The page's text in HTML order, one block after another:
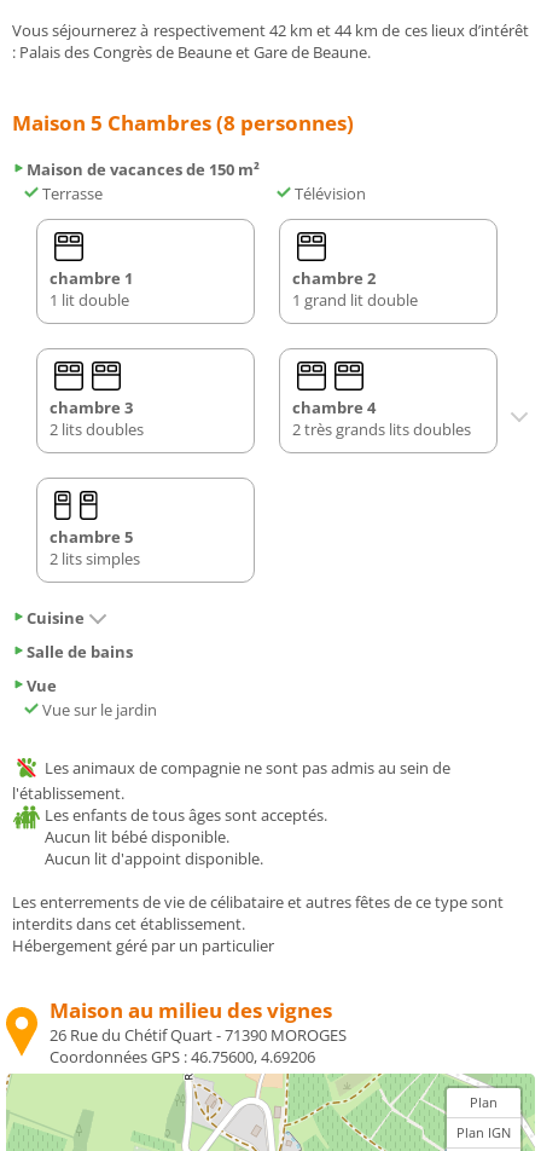
Vous séjournerez à respectivement 42 km et 44 km de ces lieux d’intérêt
: Palais des Congrès de Beaune et Gare de Beaune.
Maison 5 Chambres (8 personnes)
Maison de vacances de 150 m²
Terrasse
Télévision
chambre 1
1 lit double
chambre 2
1 grand lit double
chambre 3
2 lits doubles
chambre 4
2 très grands lits doubles
chambre 5
2 lits simples
Cuisine
Salle de bains
Vue
Vue sur le jardin
Les animaux de compagnie ne sont pas admis au sein de
l'établissement.
Les enfants de tous âges sont acceptés.
Aucun lit bébé disponible.
Aucun lit d'appoint disponible.
Les enterrements de vie de célibataire et autres fêtes de ce type sont
interdits dans cet établissement.
Hébergement géré par un particulier
Maison au milieu des vignes
26 Rue du Chétif Quart - 71390 MOROGES
Coordonnées GPS :46.75600, 4.69206
Plan
Plan IGN